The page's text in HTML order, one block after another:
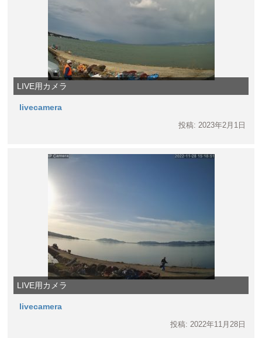
LIVE用カメラ
livecamera
投稿: 2023年2月1日
LIVE用カメラ
livecamera
投稿: 2022年11月28日